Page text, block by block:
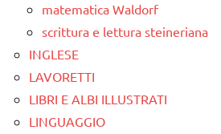
matematica Waldorf
scrittura e lettura steineriana
INGLESE
LAVORETTI
LIBRI E ALBI ILLUSTRATI
LINGUAGGIO